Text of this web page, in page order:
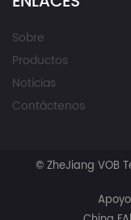
Sobre
Productos
Noticias
Contáctenos
©ZheJiang VOB